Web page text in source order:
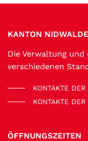
KANTON
Die Verwaltung
verschiedenen
KONTAKTE DER
KONTAKTE DER
ÖFFNUNGSZEITEN